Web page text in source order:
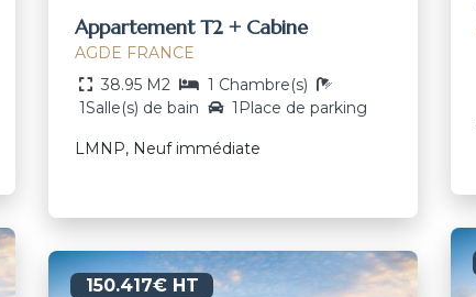
Appartement T2 + Cabine
AGDE FRANCE
38.95 M2
1 Chambre(s)
1Salle(s) de bain
1Place de parking
LMNP, Neuf immédiate
150.417€ HT